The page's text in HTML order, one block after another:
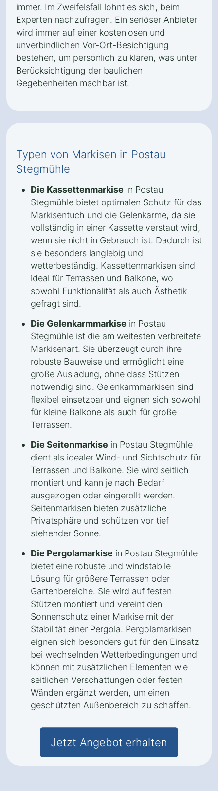
immer. Im Zweifelsfall lohnt es sich, beim
Experten nachzufragen. Ein seriöser Anbieter
wird immer auf einer kostenlosen und
unverbindlichen Vor-Ort-Besichtigung
bestehen, um persönlich zu klären, was unter
Berücksichtigung der baulichen
Gegebenheiten machbar ist.
Typen von Markisen in Postau
Stegmühle
Die Kassettenmarkise in Postau
Stegmühle bietet optimalen Schutz für das
Markisentuch und die Gelenkarme, da sie
vollständig in einer Kassette verstaut wird,
wenn sie nicht in Gebrauch ist. Dadurch ist
sie besonders langlebig und
wetterbeständig. Kassettenmarkisen sind
ideal für Terrassen und Balkone, wo
sowohl Funktionalität als auch Ästhetik
gefragt sind.
Die Gelenkarmmarkise in Postau
Stegmühle ist die am weitesten verbreitete
Markisenart. Sie überzeugt durch ihre
robuste Bauweise und ermöglicht eine
große Ausladung, ohne dass Stützen
notwendig sind. Gelenkarmmarkisen sind
flexibel einsetzbar und eignen sich sowohl
für kleine Balkone als auch für große
Terrassen.
Die Seitenmarkise in Postau Stegmühle
dient als idealer Wind- und Sichtschutz für
Terrassen und Balkone. Sie wird seitlich
montiert und kann je nach Bedarf
ausgezogen oder eingerollt werden.
Seitenmarkisen bieten zusätzliche
Privatsphäre und schützen vor tief
stehender Sonne.
Die Pergolamarkise in Postau Stegmühle
bietet eine robuste und windstabile
Lösung für größere Terrassen oder
Gartenbereiche. Sie wird auf festen
Stützen montiert und vereint den
Sonnenschutz einer Markise mit der
Stabilität einer Pergola. Pergolamarkisen
eignen sich besonders gut für den Einsatz
bei wechselnden Wetterbedingungen und
können mit zusätzlichen Elementen wie
seitlichen Verschattungen oder festen
Wänden ergänzt werden, um einen
geschützten Außenbereich zu schaffen.
Jetzt Angebot erhalten